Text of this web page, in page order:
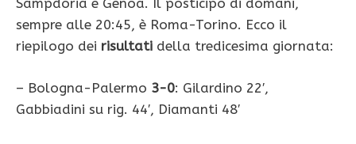
Sampdoria e Genoa. Il posticipo di domani,
sempre alle 20:45, è Roma-Torino. Ecco il
riepilogo dei risultati della tredicesima giornata:
– Bologna-Palermo 3-0: Gilardino 22′,
Gabbiadini su rig. 44′, Diamanti 48′